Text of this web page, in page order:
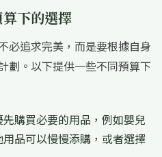
下的選擇
必追求完美，而是要根據自身
劃。以下提供一些不同預算下
先購買必要的用品，例如嬰兒
品可以慢慢添購，或者選擇